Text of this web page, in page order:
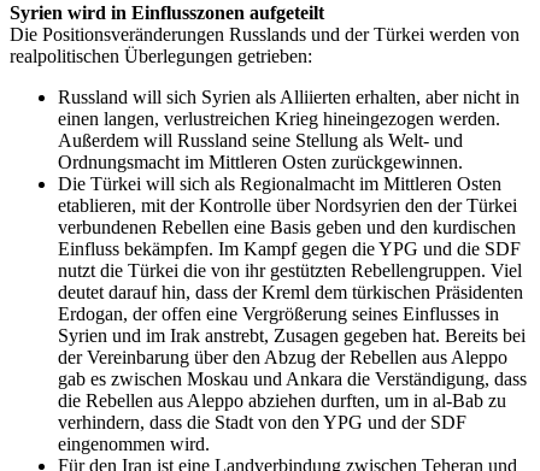
Syrien wird in Einflusszonen aufgeteilt
Die Positionsveränderungen Russlands und der Türkei werden von
realpolitischen Überlegungen getrieben:
Russland will sich Syrien als Alliierten erhalten, aber nicht in
einen langen, verlustreichen Krieg hineingezogen werden.
Außerdem will Russland seine Stellung als Welt- und
Ordnungsmacht im Mittleren Osten zurückgewinnen.
Die Türkei will sich als Regionalmacht im Mittleren Osten
etablieren, mit der Kontrolle über Nordsyrien den der Türkei
verbundenen Rebellen eine Basis geben und den kurdischen
Einfluss bekämpfen. Im Kampf gegen die YPG und die SDF
nutzt die Türkei die von ihr gestützten Rebellengruppen. Viel
deutet darauf hin, dass der Kreml dem türkischen Präsidenten
Erdogan, der offen eine Vergrößerung seines Einflusses in
Syrien und im Irak anstrebt, Zusagen gegeben hat. Bereits bei
der Vereinbarung über den Abzug der Rebellen aus Aleppo
gab es zwischen Moskau und Ankara die Verständigung, dass
die Rebellen aus Aleppo abziehen durften, um in al-Bab zu
verhindern, dass die Stadt von den YPG und der SDF
eingenommen wird.
Für den Iran ist eine Landverbindung zwischen Teheran und